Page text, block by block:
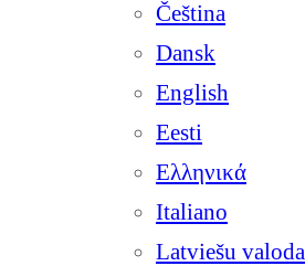
Čeština
Dansk
English
Eesti
Ελληνικά
Italiano
Latviešu valoda